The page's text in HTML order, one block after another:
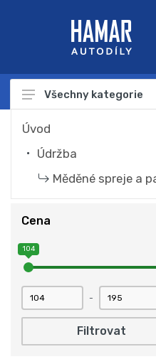
Autodíly
Autokosmetika
Autonabíječky
Náplně a chemie
Nářadí
Startovací zdroje
Všechny kategorie
Úvod
Údržba
Měděné spreje a
Cena
104
-
Filtrovat